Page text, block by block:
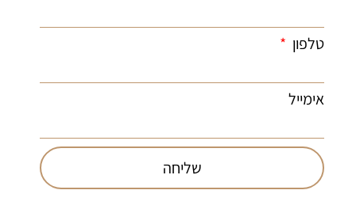
טלפון
אימייל
שליחה